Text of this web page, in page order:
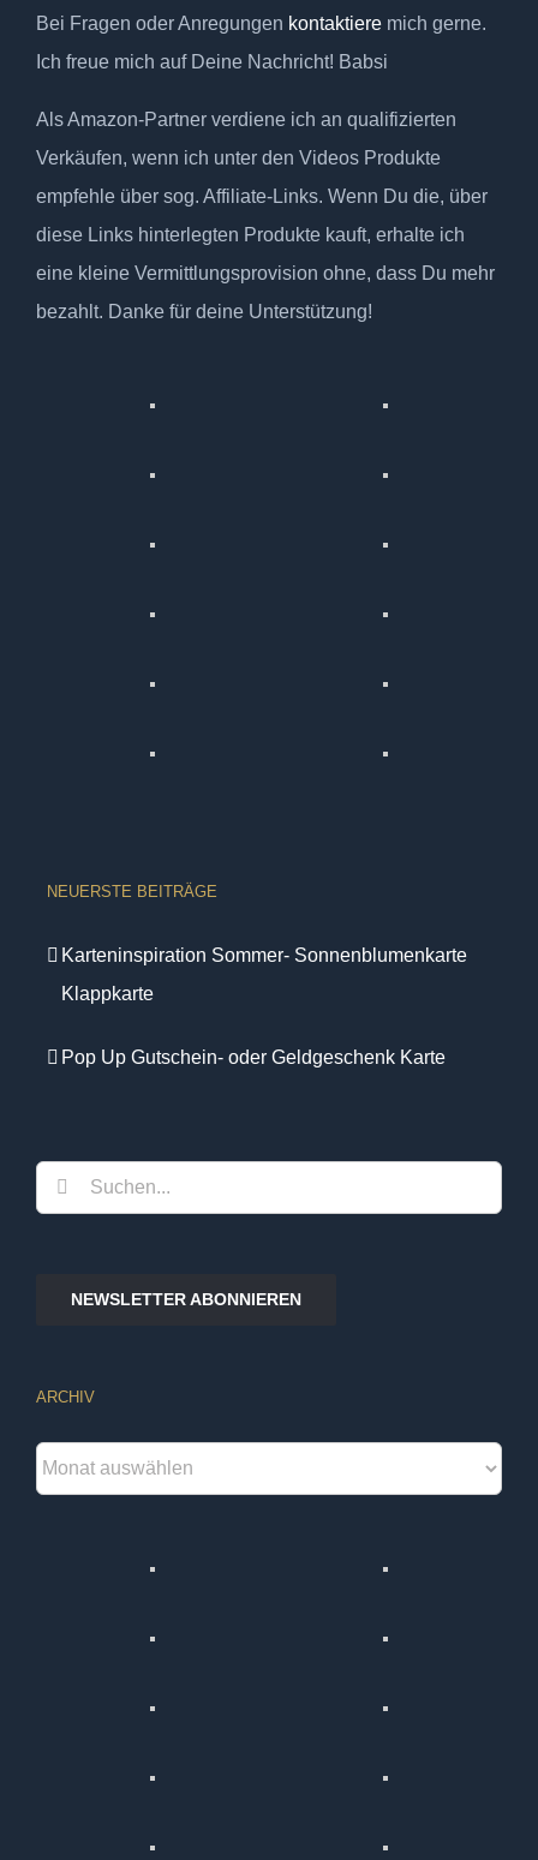
Bei Fragen oder Anregungen kontaktiere mich gerne.
Ich freue mich auf Deine Nachricht! Babsi
Als Amazon-Partner verdiene ich an qualifizierten
Verkäufen, wenn ich unter den Videos Produkte
empfehle über sog. Affiliate-Links. Wenn Du die, über
diese Links hinterlegten Produkte kauft, erhalte ich
eine kleine Vermittlungsprovision ohne, dass Du mehr
bezahlt. Danke für deine Unterstützung!
NEUERSTE BEITRÄGE
Karteninspiration Sommer- Sonnenblumenkarte
Klappkarte
Pop Up Gutschein- oder Geldgeschenk Karte
Suche
nach:
NEWSLETTER ABONNIEREN
ARCHIV
Archiv